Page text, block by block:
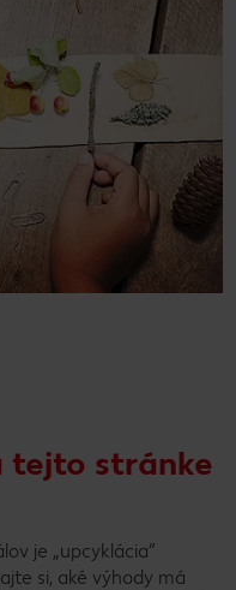
tejto stránke
je „upcyklácia“
si, aké výhody má